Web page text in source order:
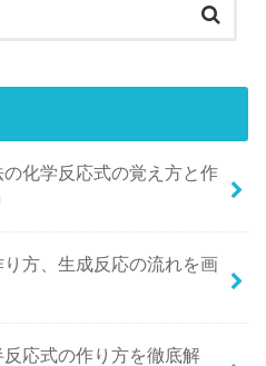
の化学反応式の覚え方と作
方、生成反応の流れを画
反応式の作り方を徹底解